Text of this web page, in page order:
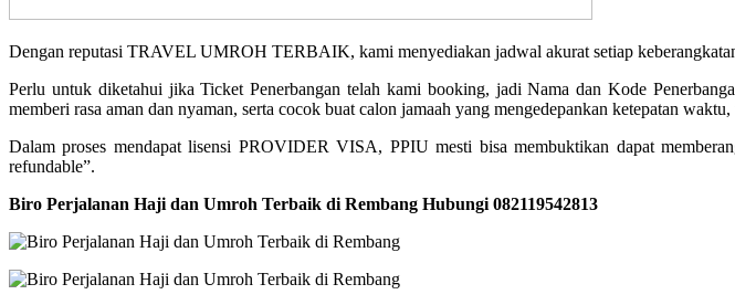
Dengan reputasi TRAVEL UMROH TERBAIK, kami menyediakan jadwal akurat setiap
Perlu untuk diketahui jika Ticket Penerbangan telah kami booking, jadi Nama dan Kode
memberi rasa aman dan nyaman, serta cocok buat calon jamaah yang mengedepankan ketepatan
Dalam proses mendapat lisensi PROVIDER VISA, PPIU mesti bisa membuktikan dapat
refundable”.
Biro Perjalanan Haji dan Umroh Terbaik di Rembang Hubungi 082119542813